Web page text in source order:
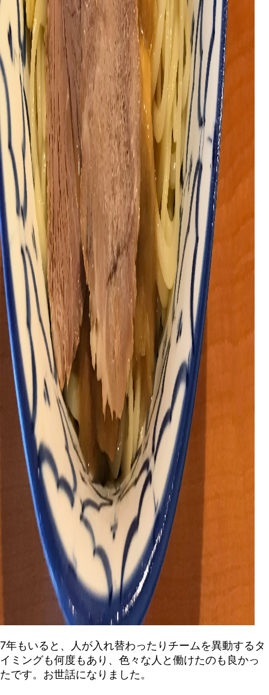
7年もいると、人が入れ替わったりチームを異動するタ
イミングも何度もあり、色々な人と働けたのも良かっ
たです。お世話になりました。